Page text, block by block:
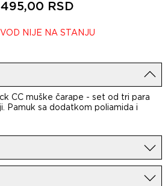
RSD
NIJE NA STANJU
CC muške čarape - set od tri para
Pamuk sa dodatkom poliamida i